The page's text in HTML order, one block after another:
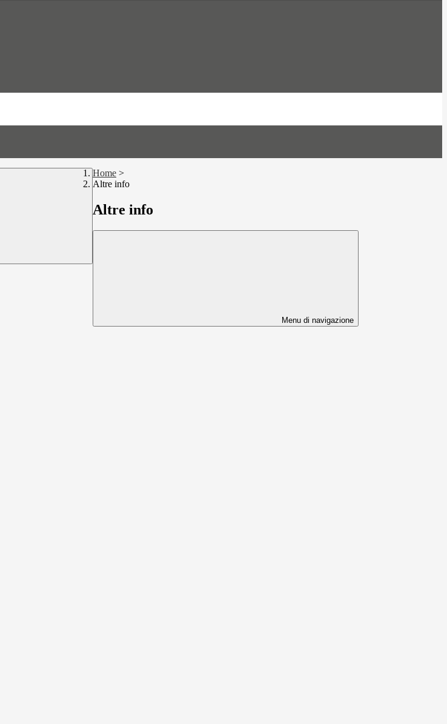
Home >
Altre info
Altre info
Menu di navigazione